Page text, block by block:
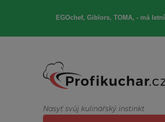
EGOchef, Giblors, TOMA, -má letní
Nasyť svůj kulinářský instinkt